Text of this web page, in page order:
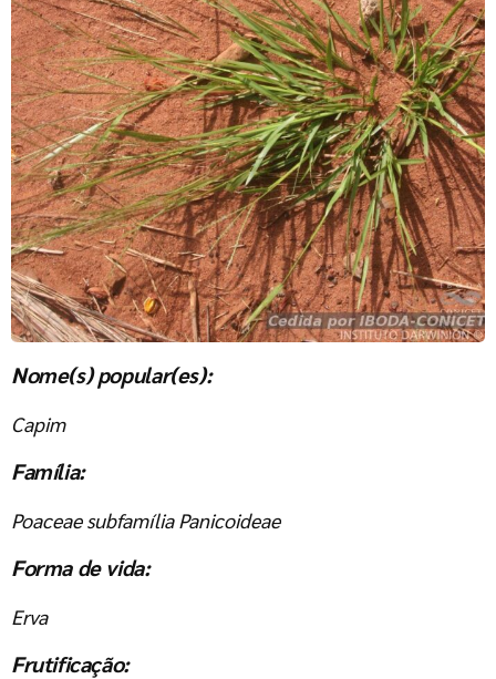
Nome(s) popular(es):
Capim
Família:
Poaceae subfamília Panicoideae
Forma de vida:
Erva
Frutificação: